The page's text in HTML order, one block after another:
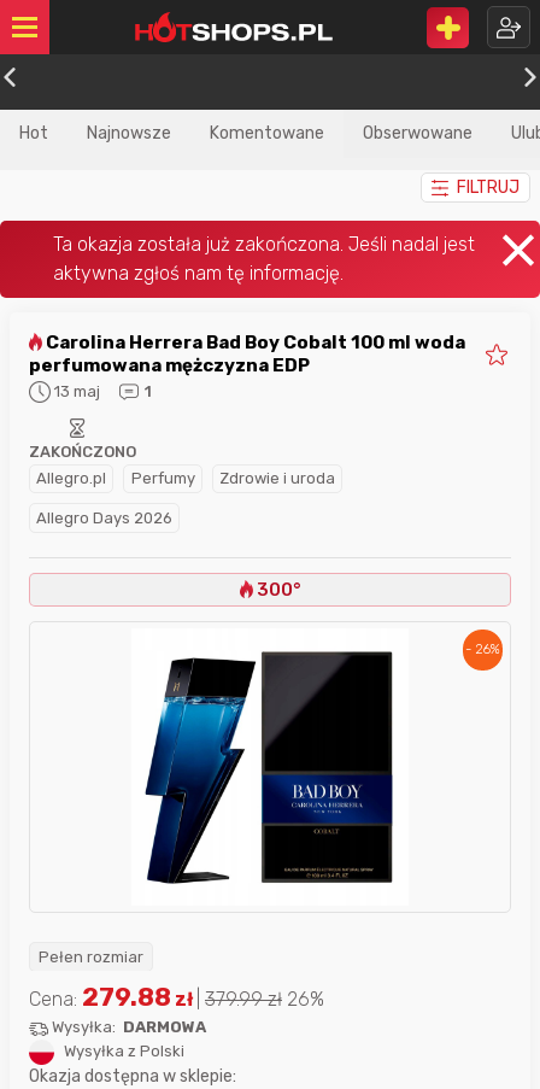
Hot Najnowsze Komentowane Obserwowane
FILTRUJ
perfumowana mężczyzna EDP
13 maj 1
Allegro.pl Perfumy Zdrowie i uroda
Allegro Days 2026
ZAKOŃCZONO
300°
- 26%
Pełen rozmiar
Cena: 279.88 zł 379.99zł 26%
Wysyłka: DARMOWA
Wysyłka z Polski
Okazja dostępna w sklepie: